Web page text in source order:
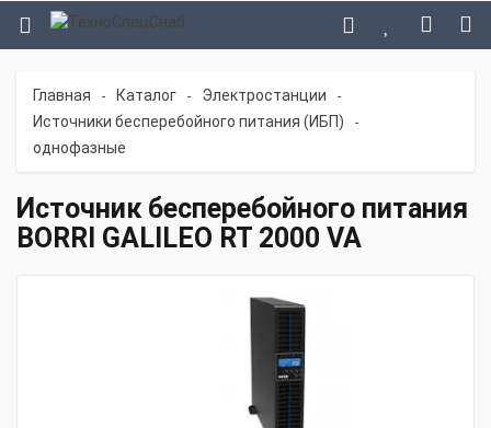
Главная - Каталог - Электростанции -
Источники бесперебойного питания (ИБП) -
однофазные
Источник бесперебойного питания
BORRI GALILEO RT 2000 VA